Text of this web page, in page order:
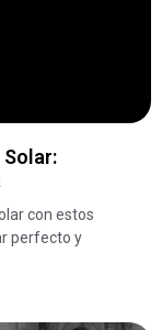
con estos
perfecto y